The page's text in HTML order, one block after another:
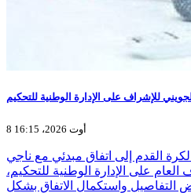
للإشراف على الإدارة الوطنية للتحكيم
8 أوت 2026، 16:15
القدم إلى اتفاق مبدئي مع ناجي
على الإدارة الوطنية للتحكيم،